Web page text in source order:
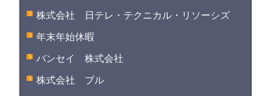
株式会社 日テレ・テクニカル・リソーシズ
年末年始休暇
バンセイ 株式会社
株式会社 ブル